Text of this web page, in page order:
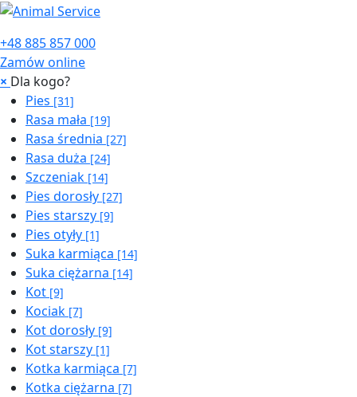
+48 885 857 000
Zamów online
× Dla kogo?
Pies [31]
Rasa mała [19]
Rasa średnia [27]
Rasa duża [24]
Szczeniak [14]
Pies dorosły [27]
Pies starszy [9]
Pies otyły [1]
Suka karmiąca [14]
Suka ciężarna [14]
Kot [9]
Kociak [7]
Kot dorosły [9]
Kot starszy [1]
Kotka karmiąca [7]
Kotka ciężarna [7]